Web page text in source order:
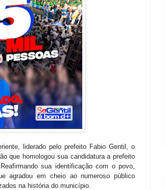
liderado pelo prefeito Fabio Gentil, o
que homologou sua candidatura a prefeito
sua identificação com o povo,
agradou em cheio ao numeroso público
na história do município.